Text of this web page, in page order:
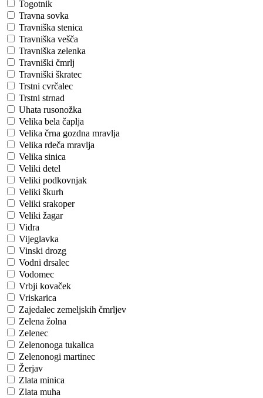
Togotnik
Travna sovka
Travniška stenica
Travniška vešča
Travniška zelenka
Travniški čmrlj
Travniški škratec
Trstni cvrčalec
Trstni strnad
Uhata rusonožka
Velika bela čaplja
Velika črna gozdna mravlja
Velika rdeča mravlja
Velika sinica
Veliki detel
Veliki podkovnjak
Veliki škurh
Veliki srakoper
Veliki žagar
Vidra
Vijeglavka
Vinski drozg
Vodni drsalec
Vodomec
Vrbji kovaček
Vriskarica
Zajedalec zemeljskih čmrljev
Zelena žolna
Zelenec
Zelenonoga tukalica
Zelenonogi martinec
Žerjav
Zlata minica
Zlata muha